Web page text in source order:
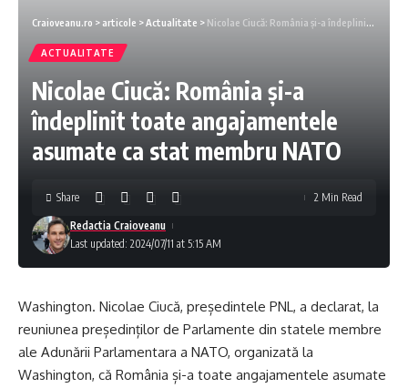
Craioveanu.ro > articole >Actualitate > Nicolae Ciucă: România și-a îndeplinit toate angajamentele asumate ca stat membru NATO
ACTUALITATE
Nicolae Ciucă: România și-a
îndeplinit toate angajamentele
asumate ca stat membru NATO
Last updated: 2024/07/11 at 5:15 AM
Redactia Craioveanu
Share 2 Min Read
Washington. Nicolae Ciucă, președintele PNL, a declarat, la
reuniunea președinților de Parlamente din statele membre
ale Adunării Parlamentara a NATO, organizată la
Washington, că România și-a toate angajamentele asumate